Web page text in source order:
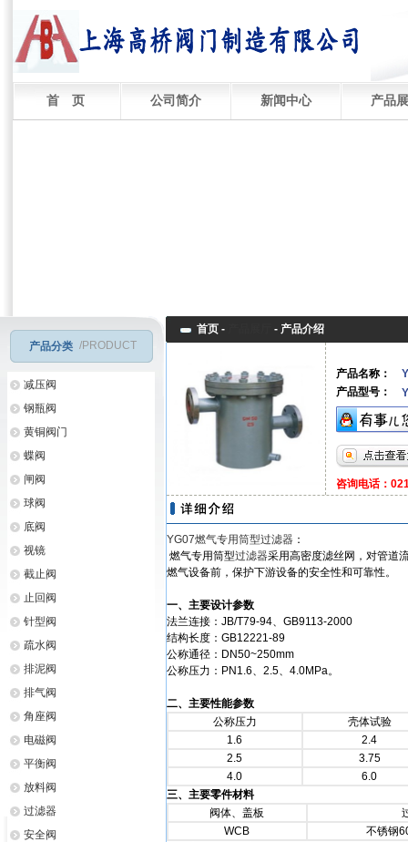
首 页 公司简介 新闻中心 产品
产品分类 /PRODUCT
减压阀
钢瓶阀
黄铜阀门
蝶阀
闸阀
球阀
底阀
视镜
截止阀
止回阀
针型阀
疏水阀
排泥阀
排气阀
角座阀
电磁阀
平衡阀
放料阀
过滤器
安全阀
首页 - - 产品介绍
产品名称：
产品型号：
咨询电话：
YG07燃气专用筒型过滤器 ：
燃气专用筒型过滤器采用高密度滤丝网，对管道
燃气设备前，保护下游设备的安全性和可靠性。
一、主要设计参数
法兰连接：JB/T79-94、GB9113-2000
结构长度：GB12221-89
公称通径：DN50~250mm
公称压力：PN1.6、2.5、4.0MPa。
二、主要性能参数
公称压力
壳体试验
1.6
2.4
2.5
3.75
4.0
6.0
三、主要零件材料
阀体、盖板
WCB
不锈钢